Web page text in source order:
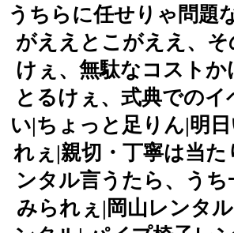
うちらに任せりゃ問題
がええとこがええ、
けぇ、無駄なコスト
とるけぇ、式典での
い|ちょっと足りん|明
れぇ|親切・丁寧は当
ンタル言うたら、う
みられぇ|岡山レンタ